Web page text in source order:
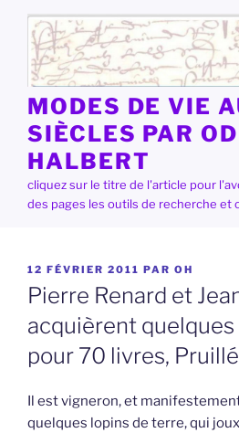
contenu
principal
MODES DE VIE
SIÈCLES PAR
HALBERT
cliquez sur le titre de l'article pour
des pages les outils de recherche et
PUBLIÉ
LE
12 FÉVRIER 2011 PAR OH
Pierre Renard et
acquièrent
pour 70 livres,
Il est vigneron, et
quelques lopins de terre, qui